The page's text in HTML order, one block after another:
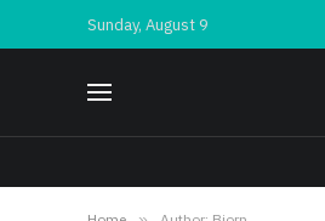
Sunday, August 9